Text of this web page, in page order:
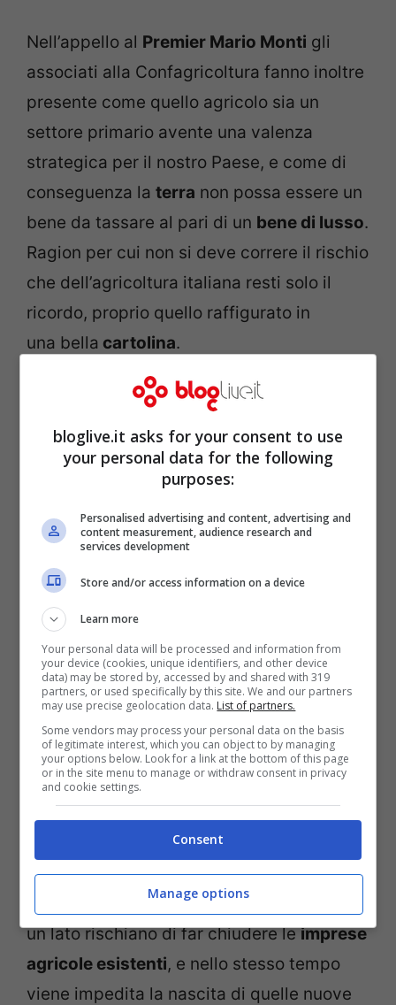
Nell’appello al Premier Mario Monti gli
associati alla Confagricoltura fanno inoltre
presente come quello agricolo sia un
settore primario avente una valenza
strategica per il nostro Paese, e come di
conseguenza la terra non possa essere un
bene da tassare al pari di un bene di lusso.
Ragion per cui non si deve correre il rischio
che dell’agricoltura italiana resti solo il
ricordo, proprio quello raffigurato in
una bella cartolina.
A rincarare la dose nei giorni scorsi c’ha
pensato anche Nicola Motolese, il
Presidente dell’associazione dei giovani di
Confagricoltura, il quale in merito alla
manovra del Governo Montiha dichiarato
come gli effetti della stessa siano tali da
essere devastanti per quelleimprese
agricole a conduzione giovanile
perché le misure messe a punto dal
Governo, ed approvate in Parlamento, da
un lato rischiano di far chiudere leimprese
agricole esistenti, e nello stesso tempo
viene impedita la nascita di quelle nuove
bloglive.it asks for your consent to use
your personal data for the following
purposes:
Personalised advertising and content, advertising and
content measurement, audience research and
services development
Store and/or access information on a device
Learn more
Your personal data will be processed and information from
your device (cookies, unique identifiers, and other device
data) may be stored by, accessed by and shared with 319
partners, or used specifically by this site. We and our partners
may use precise geolocation data. List of partners.
Some vendors may process your personal data on the basis
of legitimate interest, which you can object to by managing
your options below. Look for a link at the bottom of this page
or in the site menu to manage or withdraw consent in privacy
and cookie settings.
Consent
Manage options